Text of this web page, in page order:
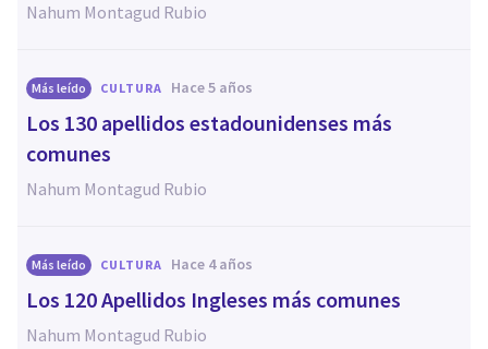
Nahum Montagud Rubio
Más leído CULTURA hace 5 años
Los 130 apellidos estadounidenses más
comunes
Nahum Montagud Rubio
Más leído CULTURA hace 4 años
Los 120 Apellidos Ingleses más comunes
Nahum Montagud Rubio